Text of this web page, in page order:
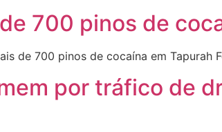
700 pinos de
de 700 pinos de cocaína em Tapurah
por tráfico de